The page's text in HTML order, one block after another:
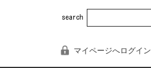
マイページへログイン